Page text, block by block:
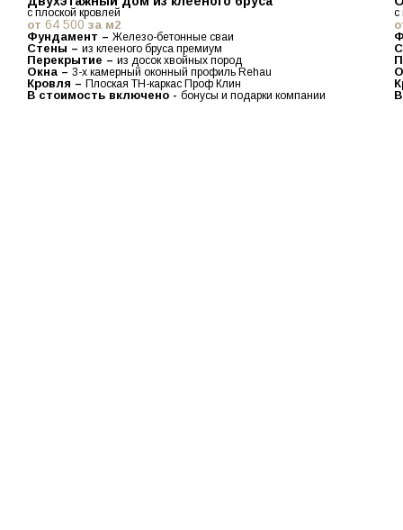
с плоской кровлей
от 64 500 за м2
Фундамент – Железо-бетонные сваи
Стены – из клееного бруса премиум
Перекрытие – из досок хвойных пород
Окна – 3-х камерный оконный профиль Rehau
Кровля – Плоская ТН-каркас Проф Клин
В стоимость включено - бонусы и подарки компании
с